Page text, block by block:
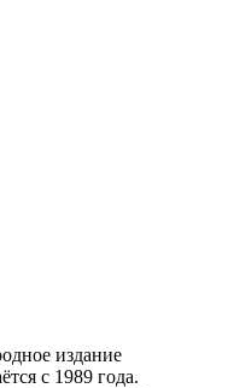
издание
с 1989 года.